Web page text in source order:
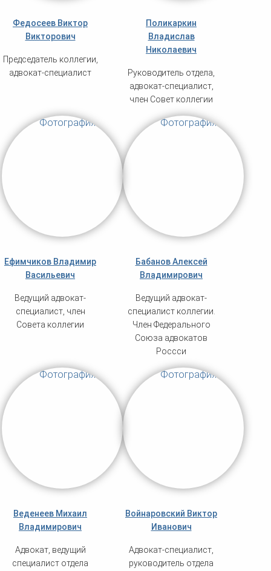
Федосеев Виктор
Викторович
Председатель коллегии,
адвокат-специалист
Поликаркин
Владислав
Николаевич
Руководитель отдела,
адвокат-специалист,
член Совет коллегии
Ефимчиков Владимир
Васильевич
Ведущий адвокат-
специалист, член
Совета коллегии
Бабанов Алексей
Владимирович
Ведущий адвокат-
специалист коллегии.
Член Федерального
Союза адвокатов
Россси
Веденеев Михаил
Владимирович
Адвокат, ведущий
специалист отдела
Войнаровский Виктор
Иванович
Адвокат-специалист,
руководитель отдела